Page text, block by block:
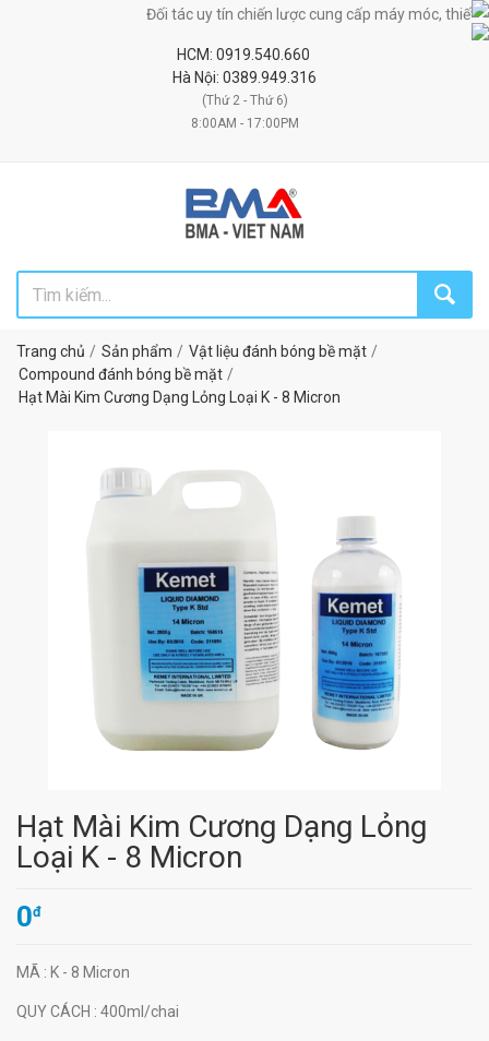
Đối tác uy tín chiến lược cung cấp máy móc, thiết bị,
HCM: 0919.540.660
Hà Nội: 0389.949.316
(Thứ 2 - Thứ 6)
8:00AM - 17:00PM
Trang chủ Sản phẩm
Vật liệu đánh bóng bề mặt
Compound đánh bóng bề mặt
Hạt Mài Kim Cương Dạng Lỏng Loại K - 8 Micron
Hạt Mài Kim Cương Dạng Lỏng
Loại K - 8 Micron
0đ
MÃ : K - 8 Micron
QUY CÁCH : 400ml/chai